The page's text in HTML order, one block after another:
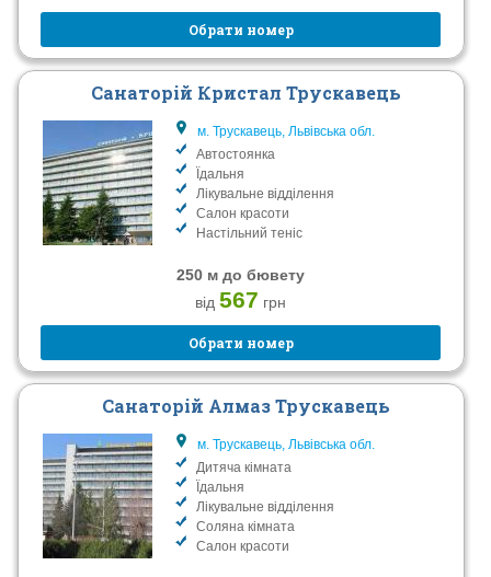
Обрати номер
Санаторій Кристал Трускавець
м. Трускавець, Львівська обл.
Автостоянка
Їдальня
Лікувальне відділення
Салон красоти
Настільний теніс
250 м до бювету
від567 грн
Обрати номер
Санаторій Алмаз Трускавець
м. Трускавець, Львівська обл.
Дитяча кімната
Їдальня
Лікувальне відділення
Соляна кімната
Салон красоти